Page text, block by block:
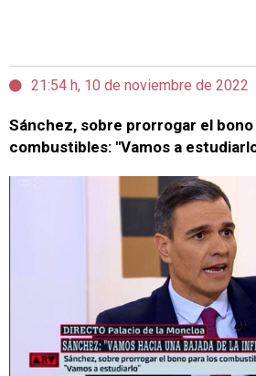
21:54 h, 10 de noviembre de 2022
Sánchez, sobre prorrogar el bono
combustibles: "Vamos a